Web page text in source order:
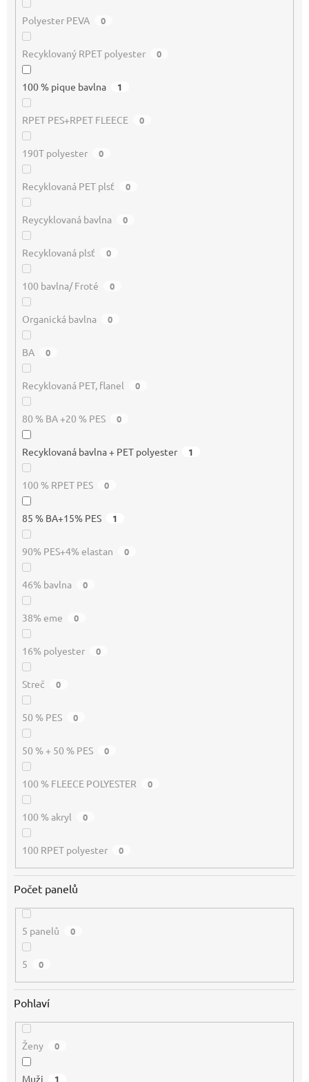
Polyester PEVA 0
Recyklovaný RPET polyester 0
100 % pique bavlna 1
RPET PES+RPET FLEECE 0
190T polyester 0
Recyklovaná PET plsť 0
Reycyklovaná bavlna 0
Recyklovaná plsť 0
100 bavlna/ Froté 0
Organická bavlna 0
BA 0
Recyklovaná PET, flanel 0
80 % BA +20 % PES 0
Recyklovaná bavlna + PET polyester 1
100 % RPET PES 0
85 % BA+15% PES 1
90% PES+4% elastan 0
46% bavlna 0
38% eme 0
16% polyester 0
Streč 0
50 % PES 0
50 % + 50 % PES 0
100 % FLEECE POLYESTER 0
100 % akryl 0
100 RPET polyester 0
Počet panelů
5 panelů 0
5 0
Pohlaví
Ženy 0
Muži 1